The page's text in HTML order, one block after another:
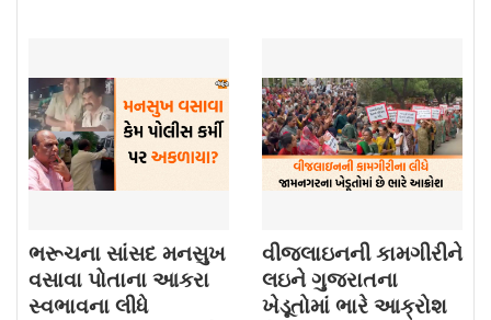
ભરૂચના સાંસદ મનસુખ
વસાવા પોતાના આકરા
સ્વભાવના લીધે
વીજલાઇનની કામગીરીને
લઇને ગુજરાતના
ખેડૂતોમાં ભારે આક્રોશ